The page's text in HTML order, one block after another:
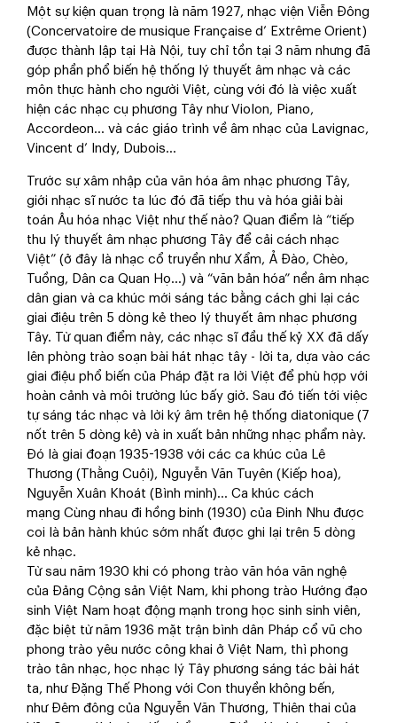
Một sự kiện quan trọng là năm 1927, nhạc viện Viễn Đông
(Concervatoire de musique Française d’ Extrême Orient)
được thành lập tại Hà Nội, tuy chỉ tồn tại 3 năm nhưng đã
góp phần phổ biến hệ thống lý thuyết âm nhạc và các
môn thực hành cho người Việt, cùng với đó là việc xuất
hiện các nhạc cụ phương Tây như Violon, Piano,
Accordeon... và các giáo trình về âm nhạc của Lavignac,
Vincent d’ Indy, Dubois...
Trước sự xâm nhập của văn hóa âm nhạc phương Tây,
giới nhạc sĩ nước ta lúc đó đã tiếp thu và hóa giải bài
toán Âu hóa nhạc Việt như thế nào? Quan điểm là “tiếp
thu lý thuyết âm nhạc phương Tây để cải cách nhạc
Việt” (ở đây là nhạc cổ truyền như Xẩm, Ả Đào, Chèo,
Tuồng, Dân ca Quan Họ...) và “văn bản hóa” nền âm nhạc
dân gian và ca khúc mới sáng tác bằng cách ghi lại các
giai điệu trên 5 dòng kẻ theo lý thuyết âm nhạc phương
Tây. Từ quan điểm này, các nhạc sĩ đầu thế kỷ XX đã dấy
lên phòng trào soạn bài hát nhạc tây - lời ta, dựa vào các
giai điệu phổ biến của Pháp đặt ra lời Việt để phù hợp với
hoàn cảnh và môi trường lúc bấy giờ. Sau đó tiến tới việc
tự sáng tác nhạc và lời ký âm trên hệ thống diatonique (7
nốt trên 5 dòng kẻ) và in xuất bản những nhạc phẩm này.
Đó là giai đoạn 1935-1938 với các ca khúc của Lê
Thương (Thằng Cuội), Nguyễn Văn Tuyên (Kiếp hoa),
Nguyễn Xuân Khoát (Bình minh)... Ca khúc cách
mạng Cùng nhau đi hồng binh (1930) của Đinh Nhu được
coi là bản hành khúc sớm nhất được ghi lại trên 5 dòng
kẻ nhạc.
Từ sau năm 1930 khi có phong trào văn hóa văn nghệ
của Đảng Cộng sản Việt Nam, khi phong trào Hướng đạo
sinh Việt Nam hoạt động mạnh trong học sinh sinh viên,
đặc biệt từ năm 1936 mặt trận bình dân Pháp cổ vũ cho
phong trào yêu nước công khai ở Việt Nam, thì phong
trào tân nhạc, học nhạc lý Tây phương sáng tác bài hát
ta, như Đặng Thế Phong với Con thuyền không bến,
như Đêm đông của Nguyễn Văn Thương, Thiên thai của